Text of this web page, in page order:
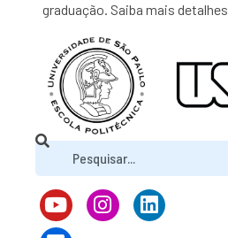
graduação. Saiba mais detalhes